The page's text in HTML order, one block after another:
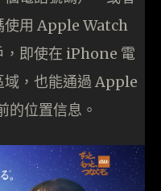
使用 Apple Watch
，即使在 iPhone 電
域，也能通過 Apple
的位置信息。